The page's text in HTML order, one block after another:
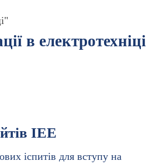
в електротехніці
ІЕЕ
іспитів для вступу на